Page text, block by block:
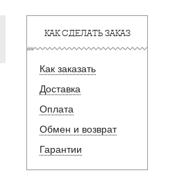
КАК СДЕЛАТЬ ЗАКАЗ
Как заказать
Доставка
Оплата
Обмен и возврат
Гарантии